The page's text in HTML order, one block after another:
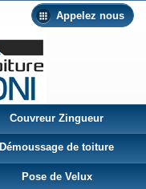
Appelez nous
Couvreur Zingueur
Démoussage de toiture
Pose de Velux